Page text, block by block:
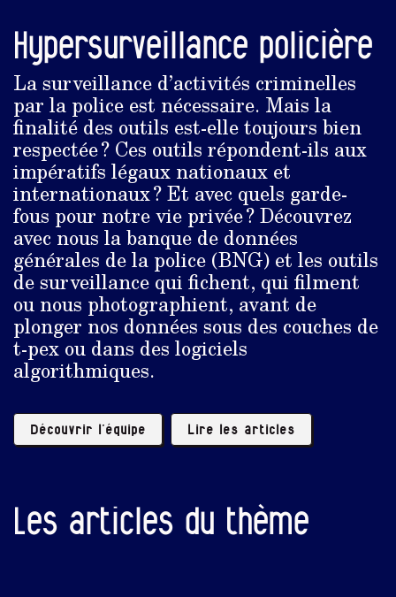
Hypersurveillance policière
La surveillance d’activités criminelles
par la police est nécessaire. Mais la
finalité des outils est-elle toujours bien
respectée ? Ces outils répondent-ils aux
impératifs légaux nationaux et
internationaux ? Et avec quels garde-
fous pour notre vie privée ? Découvrez
avec nous la banque de données
générales de la police (BNG) et les outils
de surveillance qui fichent, qui filment
ou nous photographient, avant de
plonger nos données sous des couches de
t-pex ou dans des logiciels
algorithmiques.
Découvrir l’équipe Lire les articles
Les articles du thème